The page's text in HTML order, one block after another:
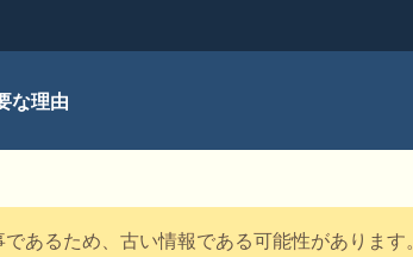
な理由
あるため、古い情報である可能性があります。